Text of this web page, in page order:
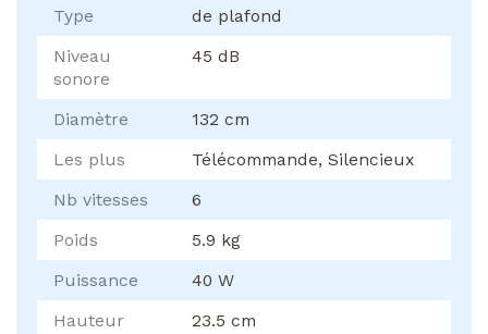
Type
de plafond
Niveau
sonore
45 dB
Diamètre
132 cm
Les plus
Télécommande, Silencieux
Nb vitesses
6
Poids
5.9 kg
Puissance
40 W
Hauteur
23.5 cm